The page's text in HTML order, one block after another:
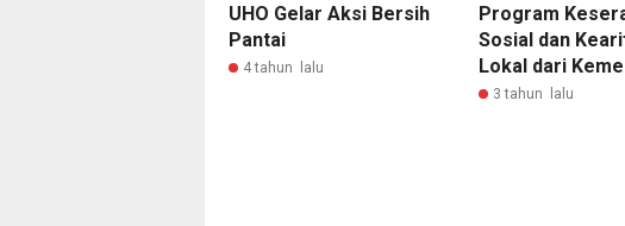
UHO Gelar Aksi Bersih
Pantai
4 tahun lalu
Program
Sosial dan
Lokal dari
3 tahun lalu